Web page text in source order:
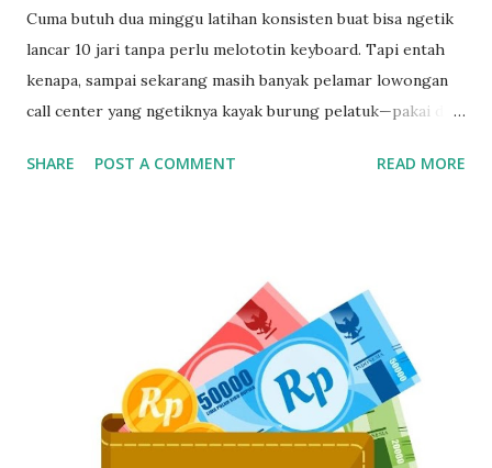
Cuma butuh dua minggu latihan konsisten buat bisa ngetik
lancar 10 jari tanpa perlu melototin keyboard. Tapi entah
kenapa, sampai sekarang masih banyak pelamar lowongan
call center yang ngetiknya kayak burung pelatuk—pakai dua
utama kalau kerja di dunia pelayanan pelanggan. Gak Bisa
bikin pelanggan frustasi. Nah, biar gak ketinggalan dan
ditinggal recruiter, yuk simak cara belajar touch typing
yang cepat, gratis, dan 100% bisa dilakukan siapa aja—even
yang gaptek sekalipun. Kenapa Skill Mengetik Itu Penting
Buat CS dan Job Online Lainnya? Di dunia kerja digital
sekarang, kecepatan dan ketepatan adalah segalanya. Gak
SHARE POST A COMMENT READ MORE